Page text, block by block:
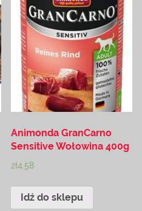
Animonda GranCarno
Sensitive Wołowina 400g
zł4.58
Idź do sklepu